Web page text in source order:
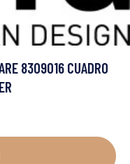
8309016 CUADRO